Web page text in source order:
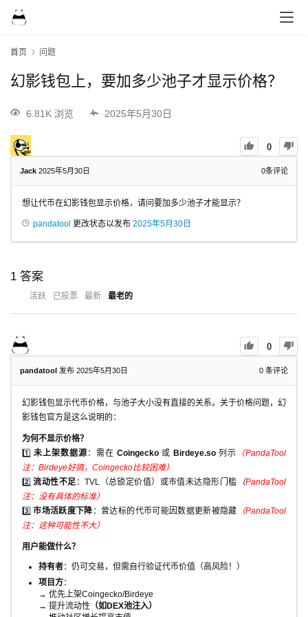
首页 问题
幻影钱包上，要加多少池子才显示价格？
6.81K 浏览 2025年5月30日
0
Jack 2025年5月30日 0条评论
想让代币在幻影钱包显示价格，请问要加多少池子才能显示？
pandatool 更改状态以发布 2025年5月30日
1 答案
活跃 已投票 最新 最老的
0
pandatool 发布 2025年5月30日 0 条评论
幻影钱包显示代币价格，与池子大小没有直接的关系。关于价格问题，幻
影钱包官方是这么说明的：
为何不显示价格？
1️⃣ 未上架数据源 ：需在 Coingecko 或 Birdeye.so 列示 （PandaTool
注：Birdeye好搞，Coingecko比较困难）
2️⃣流动性不足 ：TVL（总锁定价值）或市值未达隐形门槛 （PandaTool
注：没有具体的标准）
3️⃣市场活跃度下降 ：曾达标的代币可能因数据更新被隐藏 （PandaTool
注：这种可能性不大）
用户能做什么？
持有者：仍可交易，但需自行验证代币价值（高风险！）
项目方：
→ 优先上架Coingecko/Birdeye
→ 提升流动性 （如DEX池注入）